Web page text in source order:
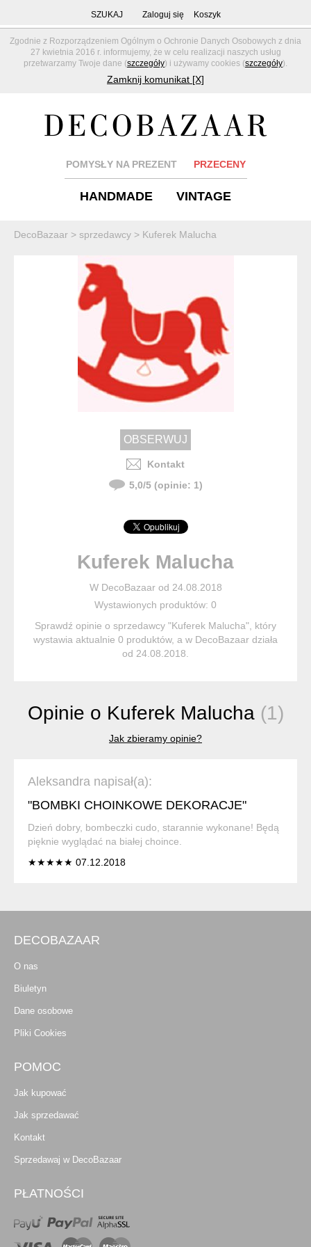
Zgodnie z Rozporządzeniem Ogólnym o Ochronie Danych Osobowych z dnia
27 kwietnia 2016 r. informujemy, że w celu realizacji naszych usług
przetwarzamy Twoje dane (szczegóły) i używamy cookies (szczegóły).
Zamknij komunikat [X]
SZUKAJ Zaloguj się Koszyk
POMYSŁY NA PREZENT PRZECENY
HANDMADE VINTAGE
DecoBazaar > sprzedawcy > Kuferek Malucha
Kontakt
5,0/5(opinie: 1)
Kuferek Malucha
W DecoBazaar od 24.08.2018
Wystawionych produktów: 0
Sprawdź opinie o sprzedawcy "Kuferek Malucha", który
wystawia aktualnie 0 produktów, a w DecoBazaar działa
od 24.08.2018.
Opinie o Kuferek Malucha(1)
Jak zbieramy opinie?
Aleksandra napisał(a):
"BOMBKI CHOINKOWE DEKORACJE"
Dzień dobry, bombeczki cudo, starannie wykonane! Będą
pięknie wyglądać na białej choince.
★★★★★ 07.12.2018
DECOBAZAAR
O nas
Biuletyn
Dane osobowe
Pliki Cookies
POMOC
Jak kupować
Jak sprzedawać
Kontakt
Sprzedawaj w DecoBazaar
PŁATNOŚCI